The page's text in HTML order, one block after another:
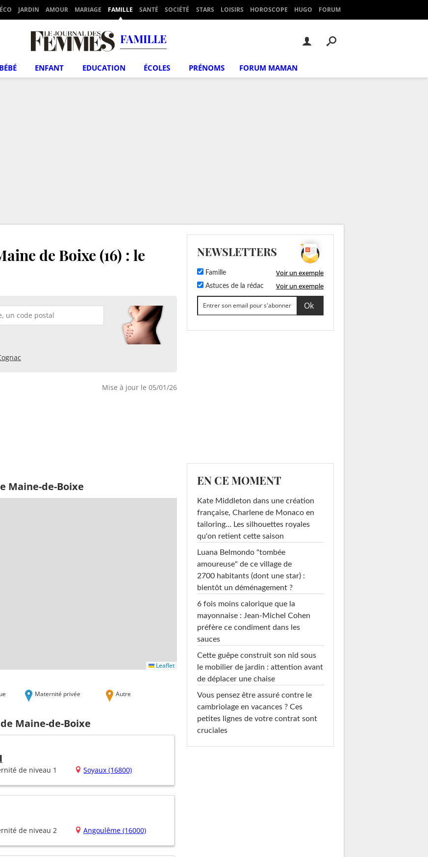
JARDIN AMOUR MARIAGE FAMILLE SANTÉ SOCIÉTÉ STARS LOISIRS HOROSCOPE HUGO FORUM
FAMILLE
BÉBÉ ENFANT EDUCATION ÉCOLES PRÉNOMS FORUM MAMAN
de Boixe (16) : le
Mise à jour le 05/01/26
Maine-de-Boixe
Leaflet
Maternité privée Autre
Maine-de-Boixe
de niveau 1 Soyaux (16800)
de niveau 2 Angoulême (16000)
NEWSLETTERS
Famille Voir un exemple
Astuces de la rédac Voir un exemple
EN CE MOMENT
Kate Middleton dans une création
française, Charlene de Monaco en
tailoring… Les silhouettes royales
qu'on retient cette saison
Luana Belmondo "tombée
amoureuse" de ce village de
2700 habitants (dont une star) :
bientôt un déménagement ?
6 fois moins calorique que la
mayonnaise : Jean-Michel Cohen
préfère ce condiment dans les
sauces
Cette guêpe construit son nid sous
le mobilier de jardin : attention avant
de déplacer une chaise
Vous pensez être assuré contre le
cambriolage en vacances ? Ces
petites lignes de votre contrat sont
cruciales